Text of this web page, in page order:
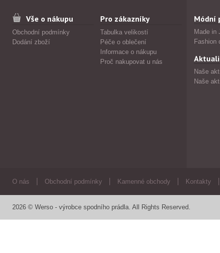
Vše o nákupu
Obchodní podmínky
Dodání zboží
Pro zákazníky
Tabulka velikostí
Péče o oblečení
Informace o nákupu
Proč nakupovat u nás
Módní
Made in
Fashion
Naše
Naše
O nás Obchodní podmínky Kamenné obchody Kontakty
2026 © Werso - výrobce spodního prádla. All Rights Reserved.